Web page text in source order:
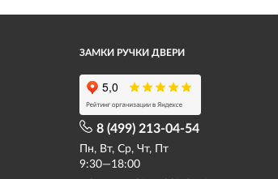
ЗАМКИ РУЧКИ ДВЕРИ
8 (499) 213-04-54​
Пн, Вт, Ср, Чт, Пт
9:30—18:00